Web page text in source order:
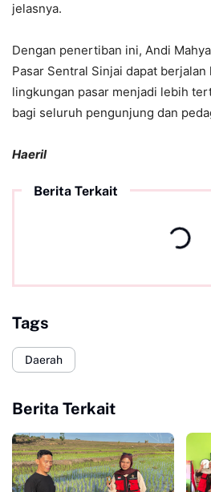
jelasnya.
Dengan penertiban ini, Andi
Pasar Sentral Sinjai dapat
lingkungan pasar menjadi lebih
bagi seluruh pengunjung dan
Haeril
Berita Terkait
Tags
Daerah
Berita Terkait